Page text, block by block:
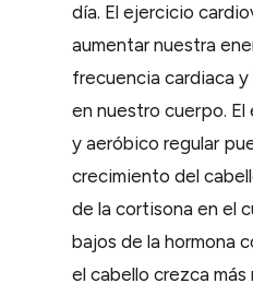
día. El ejercicio
aumentar nuestra
frecuencia cardiaca
en nuestro cuerpo.
y aeróbico regular
crecimiento del
de la cortisona en el
bajos de la hormona
el cabello crezca más